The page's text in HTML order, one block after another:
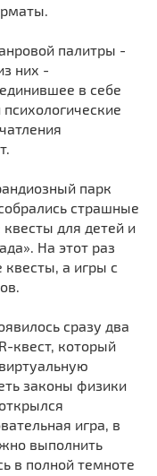
палитры -
них -
в себе
парк
страшные
для детей и
На этот раз
а игры с
сразу два
квест, который
законы физики
игра, в
выполнить
в полной темноте